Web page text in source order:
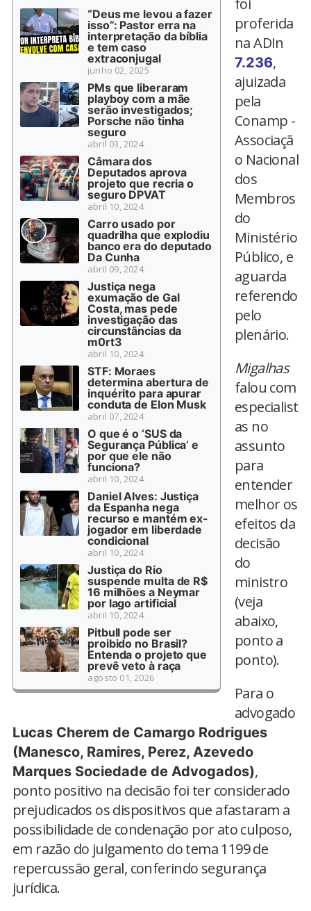
“Deus me levou a fazer
isso”: Pastor erra na
interpretação da bíblia
e tem caso
extraconjugal
junho 02, 2025
PMs que liberaram
playboy com a mãe
serão investigados;
Porsche não tinha
seguro
abril 03, 2024
Câmara dos
Deputados aprova
projeto que recria o
seguro DPVAT
abril 10, 2024
Carro usado por
quadrilha que explodiu
banco era do deputado
Da Cunha
abril 09, 2024
Justiça nega
exumação de Gal
Costa, mas pede
investigação das
circunstâncias da
m0rt3
abril 10, 2024
STF: Moraes
determina abertura de
inquérito para apurar
conduta de Elon Musk
abril 07, 2024
O que é o ‘SUS da
Segurança Pública’ e
por que ele não
funciona?
abril 10, 2024
Daniel Alves: Justiça
da Espanha nega
recurso e mantém ex-
jogador em liberdade
condicional
abril 10, 2024
Justiça do Rio
suspende multa de R$
16 milhões a Neymar
por lago artificial
abril 10, 2024
Pitbull pode ser
proibido no Brasil?
Entenda o projeto que
prevê veto à raça
agosto 01, 2026
foi
proferida
na ADIn
7.236,
ajuizada
pela
Conamp -
Associaçã
o Nacional
dos
Membros
do
Ministério
Público, e
aguarda
referendo
pelo
plenário.
Migalhas
falou com
especialist
as no
assunto
para
entender
melhor os
efeitos da
decisão
do
ministro
(veja
abaixo,
ponto a
ponto).
Para o
advogado
Lucas Cherem de Camargo Rodrigues
(Manesco, Ramires, Perez, Azevedo
Marques Sociedade de Advogados),
ponto positivo na decisão foi ter considerado
prejudicados os dispositivos que afastaram a
possibilidade de condenação por ato culposo,
em razão do julgamento do tema 1199 de
repercussão geral, conferindo segurança
jurídica.